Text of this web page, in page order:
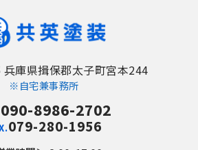
庫県揖保郡太子町宮本244
※自宅兼事務所
090-8986-2702
079-280-1956